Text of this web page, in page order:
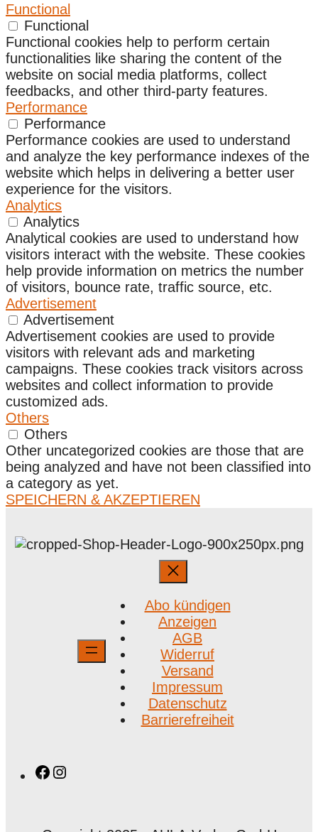
Functional
Functional
Functional cookies help to perform certain
functionalities like sharing the content of the
website on social media platforms, collect
feedbacks, and other third-party features.
Performance
Performance
Performance cookies are used to understand
and analyze the key performance indexes of the
website which helps in delivering a better user
experience for the visitors.
Analytics
Analytics
Analytical cookies are used to understand how
visitors interact with the website. These cookies
help provide information on metrics the number
of visitors, bounce rate, traffic source, etc.
Advertisement
Advertisement
Advertisement cookies are used to provide
visitors with relevant ads and marketing
campaigns. These cookies track visitors across
websites and collect information to provide
customized ads.
Others
Others
Other uncategorized cookies are those that are
being analyzed and have not been classified into
a category as yet.
SPEICHERN & AKZEPTIEREN
Abo kündigen
Anzeigen
AGB
Widerruf
Versand
Impressum
Datenschutz
Barrierefreiheit
Facebook